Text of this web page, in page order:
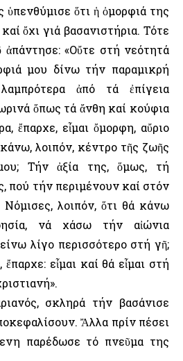
ὑπενθύμισε ὅτι ἡ ὀμορφιά της
ὄχι γιά βασανιστήρια. Τότε
«Οὔτε στή νεότητά
μου δίνω τήν παραμικρή
ἀπό τά ἐπίγεια
ὅπως τά ἄνθη καί κούφια
ἔπαρχε, εἶμαι ὄμορφη, αὔριο
λοιπόν, κέντρο τῆς ζωῆς
Τήν ἀξία της, ὅμως, τή
πού τήν περιμένουν καί στόν
λοιπόν, ὅτι θά κάνω
νά χάσω τήν αἰώνια
λίγο περισσότερο στή γῆ;
εἶμαι καί θά εἶμαι στή
σκληρά τήν βασάνισε
Ἄλλα πρίν πέσει
παρέδωσε τό πνεῦμα της